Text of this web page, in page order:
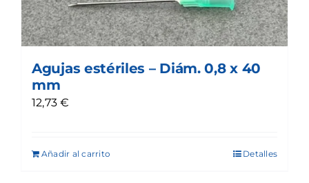
Agujas estériles – Diám. 0,8 x 40
mm
12,73€
Añadir al carrito Detalles